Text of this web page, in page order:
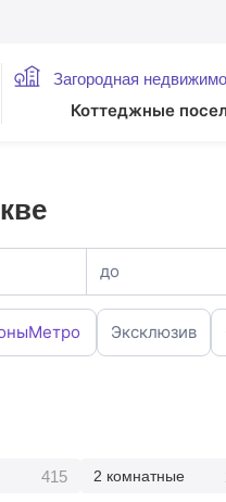
Загородная
Коттеджные
до
Метро Эксклюзив
415 2 комнатные